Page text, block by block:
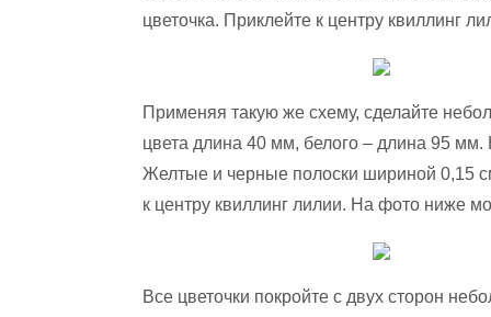
цветочка. Приклейте к центру квиллинг
Применяя такую же схему, сделайте
цвета длина 40 мм, белого – длина 95
Желтые и черные полоски шириной 0,15
к центру квиллинг лилии. На фото ниже
Все цветочки покройте с двух сторон